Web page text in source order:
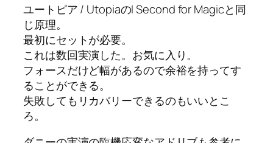
ユートピア / UtopiaのI Second for Magicと同
じ原理。
最初にセットが必要。
これは数回実演した。お気に入り。
フォースだけど幅があるので余裕を持ってす
ることができる。
失敗してもリカバリーできるのもいいとこ
ろ。